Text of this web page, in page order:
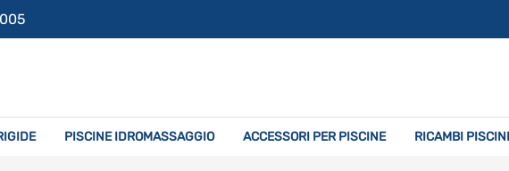
PISCINE IDROMASSAGGIO ACCESSORI PER PISCINE RICAMBI